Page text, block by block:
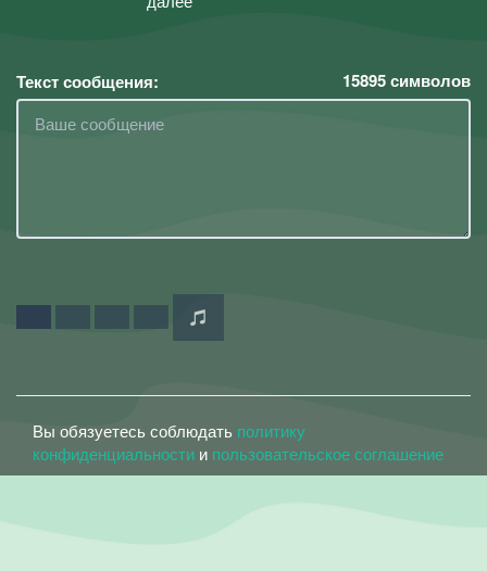
Текст сообщения: 15895символов
Вы обязуетесь соблюдать политику
конфиденциальности и пользовательское соглашение